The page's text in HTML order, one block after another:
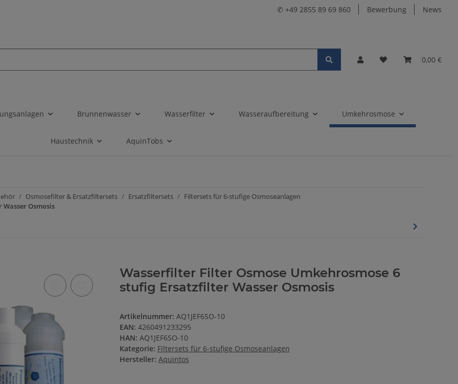
✆ +49 2855 89 69 860 Bewerbung News
0,00 €
Brunnenwasser Wasserfilter Wasseraufbereitung Umkehrosmose
Haustechnik AquinTobs
Osmosefilter & Ersatzfiltersets Ersatzfiltersets
Filtersets für 6-stufige Osmoseanlagen
Osmosis
Wasserfilter Filter Osmose Umkehrosmose 6
stufig Ersatzfilter Wasser Osmosis
Artikelnummer: AQ1JEF6SO-10
EAN: 4260491233295
HAN: AQ1JEF6SO-10
Kategorie: Filtersets für 6-stufige Osmoseanlagen
Hersteller: Aquintos